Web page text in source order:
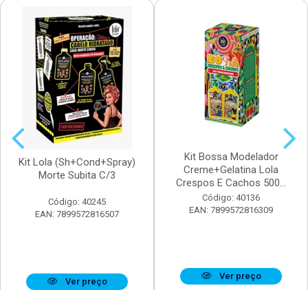
Kit Lola (Sh+Cond+Spray)
Morte Subita C/3
Código: 40245
EAN: 7899572816507
Ver preço
Kit Bossa Modelador
Creme+Gelatina Lola
Crespos E Cachos 500...
Código: 40136
EAN: 7899572816309
Ver preço